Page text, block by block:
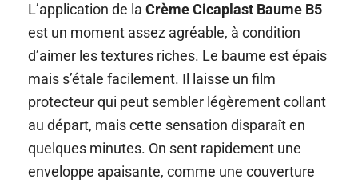
L’application de laCrème Cicaplast Baume B5
est un moment assez agréable, à condition
d’aimer les textures riches. Le baume est épais
mais s’étale facilement. Il laisse un film
protecteur qui peut sembler légèrement collant
au départ, mais cette sensation disparaît en
quelques minutes. On sent rapidement une
enveloppe apaisante, comme une couverture